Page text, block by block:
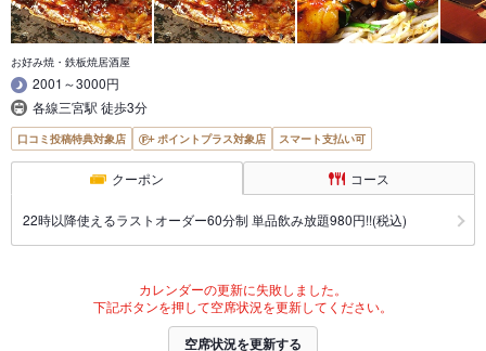
お好み焼・鉄板焼居酒屋
2001～3000円
各線三宮駅 徒歩3分
口コミ投稿特典対象店 ポイントプラス対象店 スマート支払い可
クーポン コース
22時以降使えるラストオーダー60分制 単品飲み放題980円!!(税込)
カレンダーの更新に失敗しました。
下記ボタンを押して空席状況を更新してください。
空席状況を更新する